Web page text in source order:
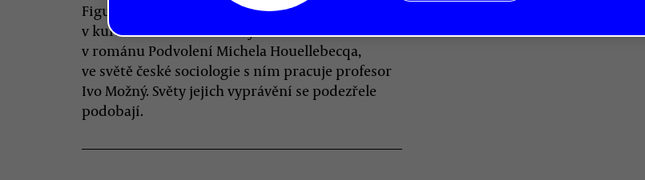
Figura takzvaného střetu civilizací je znovu
v kurzu. Ve světě literatury se s ním setkáme
v románu Podvolení Michela Houellebecqa,
ve světě české sociologie s ním pracuje profesor
Ivo Možný. Světy jejich vyprávění se podezřele
podobají.